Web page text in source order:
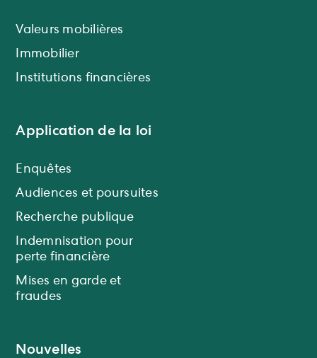
Valeurs mobilières
Immobilier
Institutions financières
Application de la loi
Enquêtes
Audiences et poursuites
Recherche publique
Indemnisation pour
perte financière
Mises en garde et
fraudes
Nouvelles